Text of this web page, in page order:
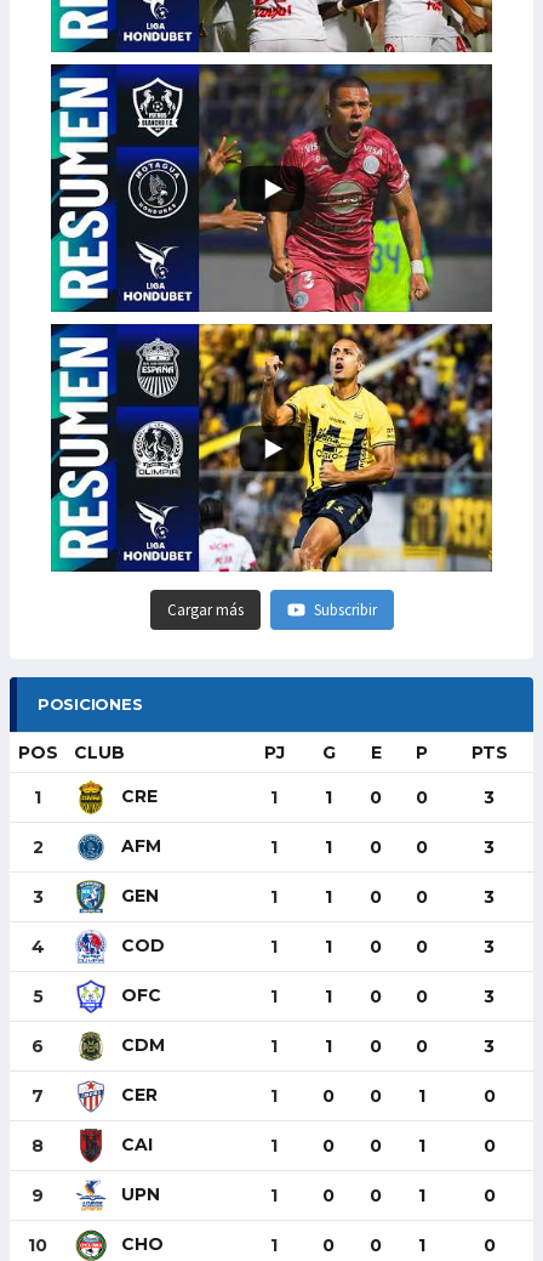
Cargar más Subscribir
POSICIONES
POS CLUB PJ G E P PTS
1 CRE 1 1 0 0 3
2 AFM 1 1 0 0 3
3 GEN 1 1 0 0 3
4 COD 1 1 0 0 3
5 OFC 1 1 0 0 3
6 CDM 1 1 0 0 3
7 CER 1 0 0 1 0
8 CAI 1 0 0 1 0
9 UPN 1 0 0 1 0
10 CHO 1 0 0 1 0